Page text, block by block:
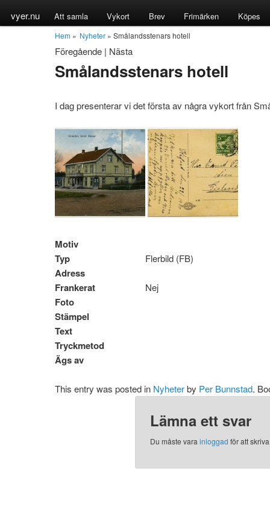
vyer.nu Att samla Vykort Brev Frimärken Köpes
Hem » Nyheter » Smålandsstenars hotell
Föregående | Nästa
Smålandsstenars hotell
I dag presenterar vi det första av några vykort från
Motiv
Typ
Flerbild (FB)
Adress
Frankerat
Nej
Foto
Stämpel
Text
Tryckmetod
Ägs av
This entry was posted in Nyheterby Per Bunnstad.
Lämna ett svar
Du måste varainloggad för att